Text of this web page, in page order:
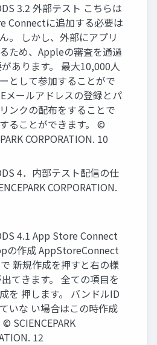
3.2 外部テスト こちらは
Connectに追加する必要は
。 しかし、外部にアプリ
ため、Appleの審査を通過
あります。 最大10,000人
として参加することがで
メールアドレスの登録とパ
ンクの配布をすることで
ることができます。 ©
CORPORATION. 10
4．内部テスト配信の仕
CORPORATION.
4.1 App Store Connect
の作成 AppStoreConnect
新規作成を押すと右の様
てきます。 全ての項目を
を 押します。 バンドルID
いな い場合はこの時作成
© SCIENCEPARK
12